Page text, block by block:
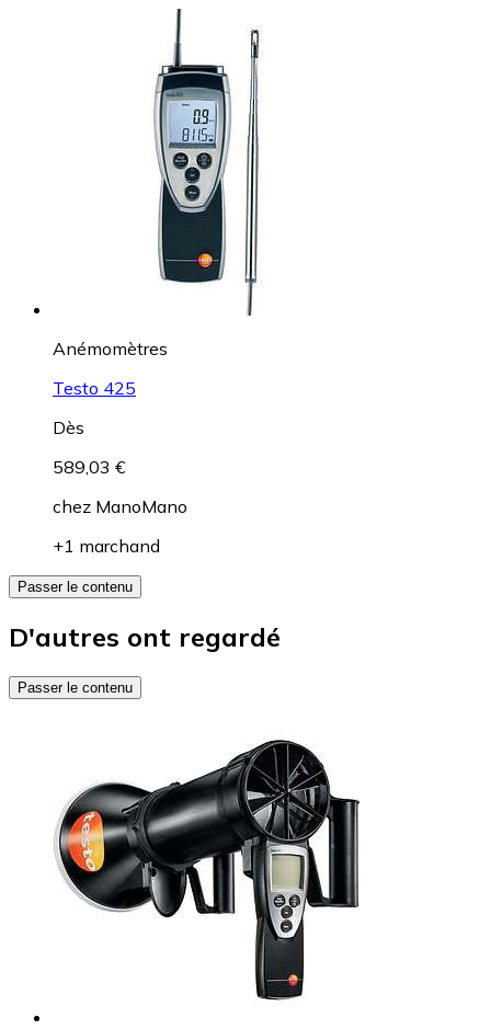
Anémomètres
Testo 425
Dès
589,03 €
chez ManoMano
+1 marchand
Passer le contenu
D'autres ont regardé
Passer le contenu